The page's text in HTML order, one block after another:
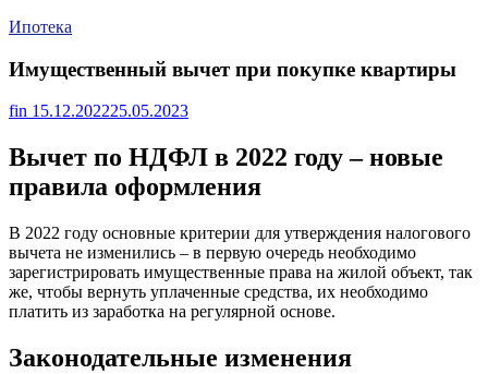
Ипотека
Имущественный вычет при покупке квартиры
fin 15.12.202225.05.2023
Вычет по НДФЛ в 2022 году – новые
правила оформления
В 2022 году основные критерии для утверждения налогового
вычета не изменились – в первую очередь необходимо
зарегистрировать имущественные права на жилой объект, так
же, чтобы вернуть уплаченные средства, их необходимо
платить из заработка на регулярной основе.
Законодательные изменения